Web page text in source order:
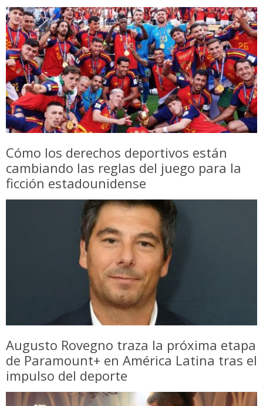
Cómo los derechos deportivos están
cambiando las reglas del juego para la
ficción estadounidense
Augusto Rovegno traza la próxima etapa
de Paramount+ en América Latina tras el
impulso del deporte